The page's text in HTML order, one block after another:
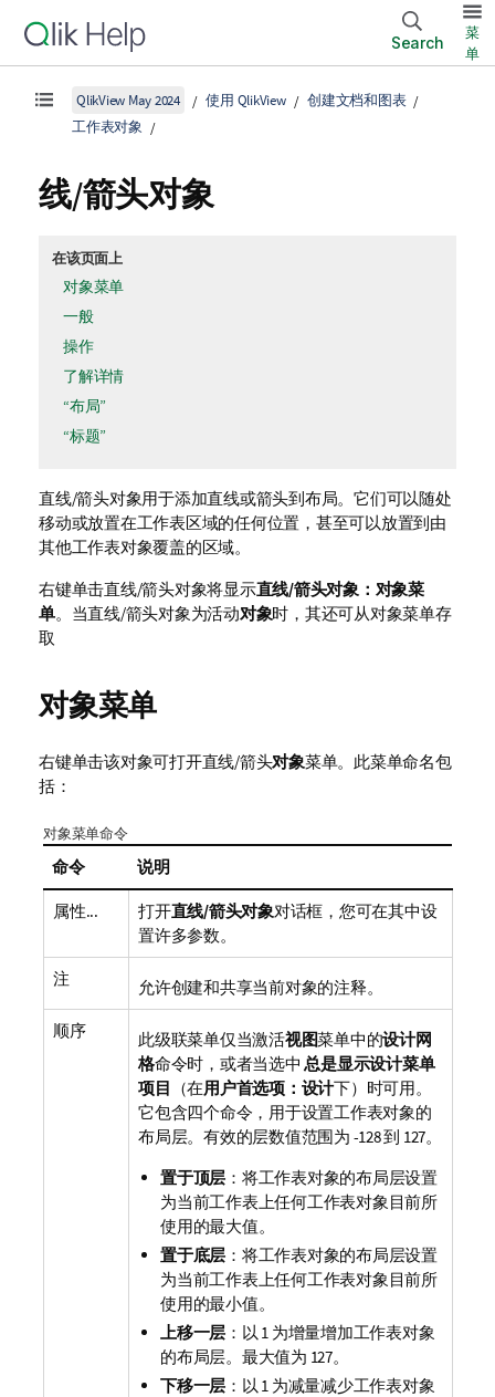
Search
菜
单
QlikView May 2024 使用 QlikView
创建文档和图表
工作表对象
线/箭头对象
在该页面上
对象菜单
一般
操作
了解详情
“布局”
“标题”
直线/箭头对象用于添加直线或箭头到布局。它们可以随处
移动或放置在工作表区域的任何位置，甚至可以放置到由
其他工作表对象覆盖的区域。
右键单击直线/箭头对象将显示直线/箭头对象：对象菜
单。当直线/箭头对象为活动对象时，其还可从对象菜单存
取
对象菜单
右键单击该对象可打开直线/箭头对象菜单。此菜单命名包
括：
对象菜单命令
命令 说明
属性... 打开直线/箭头对象对话框，您可在其中设
置许多参数。
注 允许创建和共享当前对象的注释。
顺序 此级联菜单仅当激活视图菜单中的设计网
格命令时，或者当选中总是显示设计菜单
项目 （在用户首选项：设计下）时可用。
它包含四个命令，用于设置工作表对象的
布局层。有效的层数值范围为 -128 到 127。
置于顶层 ：将工作表对象的布局层设置
为当前工作表上任何工作表对象目前所
使用的最大值。
置于底层 ：将工作表对象的布局层设置
为当前工作表上任何工作表对象目前所
使用的最小值。
上移一层 ：以 1 为增量增加工作表对象
的布局层。最大值为 127。
下移一层 ：以 1 为减量减少工作表对象